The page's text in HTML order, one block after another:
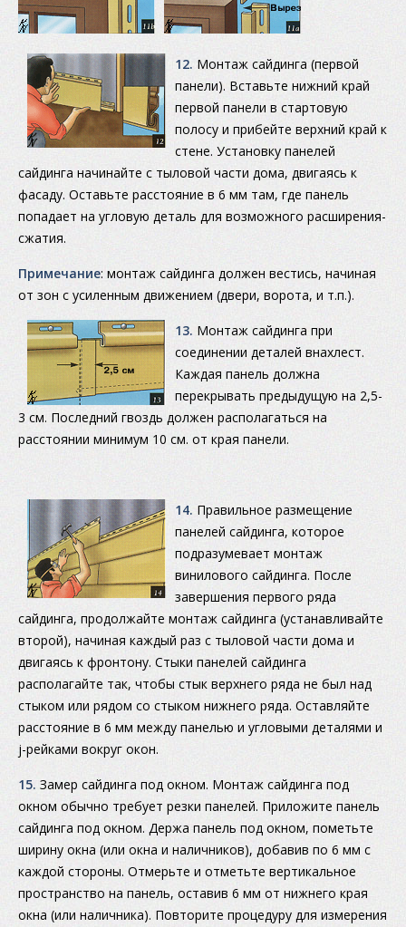
12. Монтаж сайдинга (первой
панели). Вставьте нижний край
первой панели в стартовую
полосу и прибейте верхний край к
стене. Установку панелей
сайдинга начинайте с тыловой части дома, двигаясь к
фасаду. Оставьте расстояние в 6 мм там, где панель
попадает на угловую деталь для возможного расширения-
сжатия.
Примечание: монтаж сайдинга должен вестись, начиная
от зон с усиленным движением (двери, ворота, и т.п.).
13. Монтаж сайдинга при
соединении деталей внахлест.
Каждая панель должна
перекрывать предыдущую на 2,5-
3 см. Последний гвоздь должен располагаться на
расстоянии минимум 10 см. от края панели.
14. Правильное размещение
панелей сайдинга, которое
подразумевает монтаж
винилового сайдинга. После
завершения первого ряда
сайдинга, продолжайте монтаж сайдинга (устанавливайте
второй), начиная каждый раз с тыловой части дома и
двигаясь к фронтону. Стыки панелей сайдинга
располагайте так, чтобы стык верхнего ряда не был над
стыком или рядом со стыком нижнего ряда. Оставляйте
расстояние в 6 мм между панелью и угловыми деталями и
j-рейками вокруг окон.
15. Замер сайдинга под окном. Монтаж сайдинга под
окном обычно требует резки панелей. Приложите панель
сайдинга под окном. Держа панель под окном, пометьте
ширину окна (или окна и наличников), добавив по 6 мм с
каждой стороны. Отмерьте и отметьте вертикальное
пространство на панель, оставив 6 мм от нижнего края
окна (или наличника). Повторите процедуру для измерения